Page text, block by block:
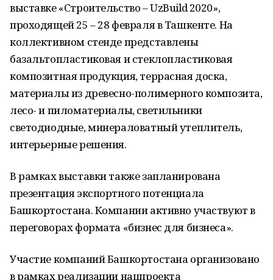
выставке «Строительство – UzBuild 2020»,
проходящей 25 – 28 февраля в Ташкенте. На
коллективном стенде представлены
базальтопластиковая и стеклопластиковая
композитная продукция, террасная доска,
материалы из древесно-полимерного композита,
лесо- и пиломатериалы, светильники
светодиодные, минераловатный утеплитель,
интерьерные решения.
В рамках выставки также запланирована
презентация экспортного потенциала
Башкортостана. Компании активно участвуют в
переговорах формата «бизнес для бизнеса».
Участие компаний Башкортостана организовано
в рамках реализации нацпроекта